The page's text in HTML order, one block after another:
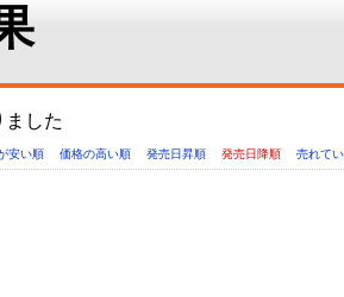
ました
安い順 価格の高い順 発売日昇順 発売日降順 売れて